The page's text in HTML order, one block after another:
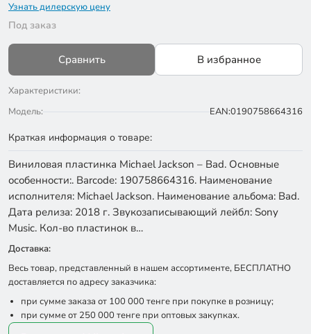
Узнать дилерскую цену
Под заказ
Сравнить В избранное
Характеристики:
Модель:
EAN:0190758664316
Краткая информация о товаре:
Виниловая пластинка Michael Jackson – Bad. Основные
особенности:. Barcode: 190758664316. Наименование
исполнителя: Michael Jackson. Наименование альбома: Bad.
Дата релиза: 2018 г. Звукозаписывающий лейбл: Sony
Music. Кол-во пластинок в…
Доставка:
Весь товар, представленный в нашем ассортименте, БЕСПЛАТНО
доставляется по адресу заказчика:
при сумме заказа от 100 000 тенге при покупке в розницу;
при сумме от 250 000 тенге при оптовых закупках.